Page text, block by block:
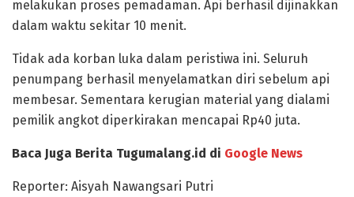
melakukan proses pemadaman. Api berhasil dijinakkan
dalam waktu sekitar 10 menit.
Tidak ada korban luka dalam peristiwa ini. Seluruh
penumpang berhasil menyelamatkan diri sebelum api
membesar. Sementara kerugian material yang dialami
pemilik angkot diperkirakan mencapai Rp40 juta.
Baca Juga Berita Tugumalang.id di Google News
Reporter: Aisyah Nawangsari Putri